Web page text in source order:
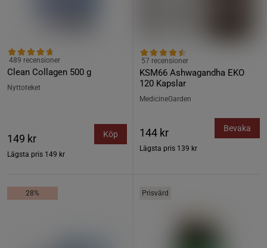
Clean Collagen 500 g
489 recensioner
Nyttoteket
149 kr
Lägsta pris 149 kr
Köp
KSM66 Ashwagandha EKO
120 Kapslar
57 recensioner
MedicineGarden
144 kr
Lägsta pris 139 kr
Bevaka
28% Prisvärd